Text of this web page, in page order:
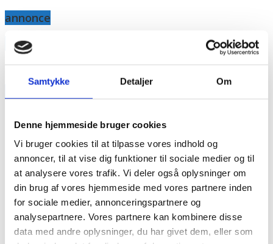
Samtykke Detaljer Om
Denne hjemmeside bruger cookies
Vi bruger cookies til at tilpasse vores indhold og
annoncer, til at vise dig funktioner til sociale medier og til
at analysere vores trafik. Vi deler også oplysninger om
din brug af vores hjemmeside med vores partnere inden
for sociale medier, annonceringspartnere og
analysepartnere. Vores partnere kan kombinere disse
data med andre oplysninger, du har givet dem, eller som
annonce
Like us
RAINBOW BUSINESS DENMARK